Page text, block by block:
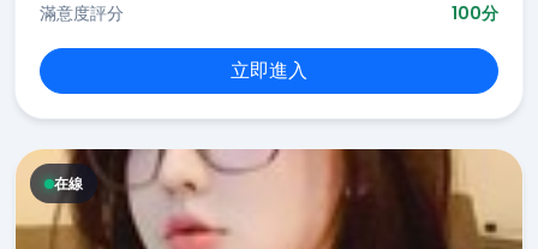
滿意度評分
100分
立即進入
在線